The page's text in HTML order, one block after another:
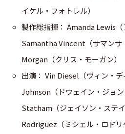
イケル・フォトレル）
製作総指揮： Amanda Lewis（
Samantha Vincent（サマンサ
Morgan（クリス・モーガン）
出演： Vin Diesel（ヴィン・
Johnson（ドウェイン・ジョ
Statham（ジェイソン・ステ
Rodriguez（ミシェル・ロド